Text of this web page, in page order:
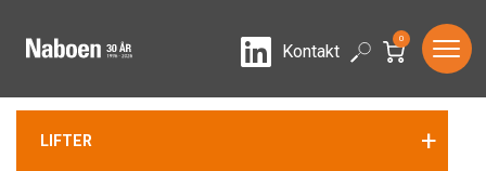
LinkedIn
Kontakt Search
0
LIFTER +